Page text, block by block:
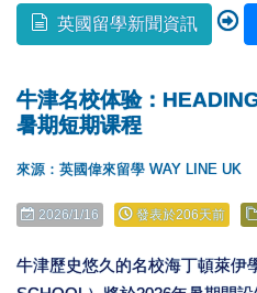
英國留學新聞資訊
牛津名校体验：
暑期短期课程
來源：英國偉來留學 WAY LINE UK
2026/1/16 發表於206天前
牛津歷史悠久的名校海丁頓萊伊